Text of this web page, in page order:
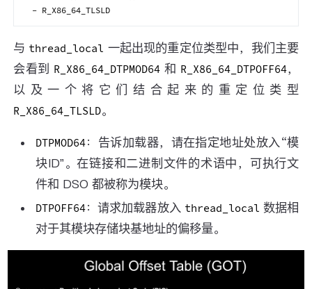
与 thread_local 一起出现的重定位类型中，我们主要
会看到 R_X86_64_DTPMOD64 和 R_X86_64_DTPOFF64，
以及一个将它们结合起来的重定位类型
R_X86_64_TLSLD。
DTPMOD64：告诉加载器，请在指定地址处放入“模
块ID”。在链接和二进制文件的术语中，可执行文
件和 DSO 都被称为模块。
DTPOFF64：请求加载器放入 thread_local 数据相
对于其模块存储块基地址的偏移量。